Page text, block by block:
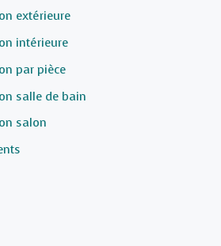
extérieure
intérieure
par pièce
salle de bain
salon